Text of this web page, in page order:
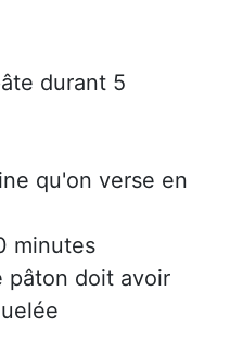
durant 5
qu'on verse en
minutes
pâton doit avoir